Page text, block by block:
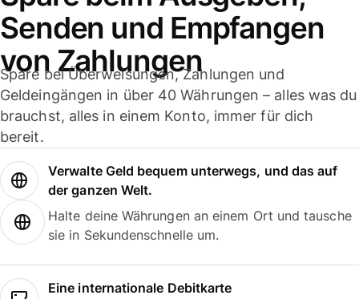
Senden und Empfangen
von Zahlungen
Spare bei Überweisungen, Zahlungen und
Geldeingängen in über 40 Währungen – alles was du
brauchst, alles in einem Konto, immer für dich
bereit.
Verwalte Geld bequem unterwegs, und das auf
der ganzen Welt.
Halte deine Währungen an einem Ort und tausche
sie in Sekundenschnelle um.
Eine internationale Debitkarte